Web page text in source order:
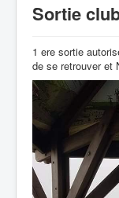
Sortie
1 ere sortie
de se retrouver et